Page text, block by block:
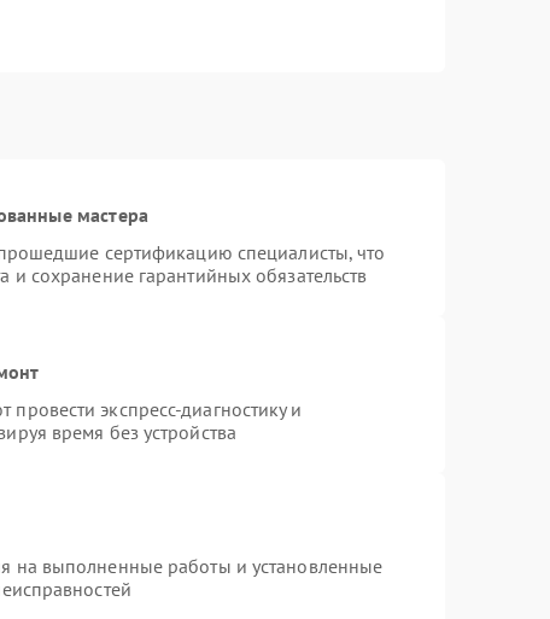
мастера
сертификацию специалисты, что
и сохранение гарантийных обязательств
экспресс-диагностику и
время без устройства
на выполненные работы и установленные